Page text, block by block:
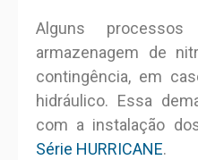
Alguns
armazenagem de
contingência, em
hidráulico. Essa
com a instalação
Série HURRICANE.